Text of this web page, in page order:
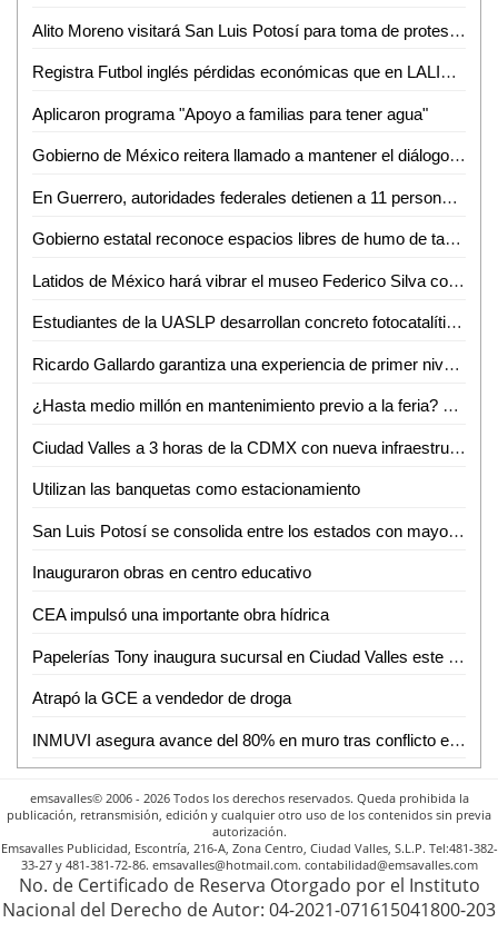
Alito Moreno visitará San Luis Potosí para toma de protesta de estructuras del PRI
Registra Futbol inglés pérdidas económicas que en LALIGA aseguró Javier Tebas
Aplicaron programa "Apoyo a familias para tener agua"
Gobierno de México reitera llamado a mantener el diálogo con CNTE
En Guerrero, autoridades federales detienen a 11 personas vinculadas con extorsión a prestadores de servicios turísticos
Gobierno estatal reconoce espacios libres de humo de tabaco y emisiones
Latidos de México hará vibrar el museo Federico Silva con Hunac-Ceel
Estudiantes de la UASLP desarrollan concreto fotocatalítico para reducir la contaminación del aire y mejorar la calidad del agua
Ricardo Gallardo garantiza una experiencia de primer nivel en la Fenapo 2026
¿Hasta medio millón en mantenimiento previo a la feria? FENAPO 2026 alista manita de gato
Ciudad Valles a 3 horas de la CDMX con nueva infraestructura carretera: David Medina
Utilizan las banquetas como estacionamiento
San Luis Potosí se consolida entre los estados con mayor crecimiento salarial en el país
Inauguraron obras en centro educativo
CEA impulsó una importante obra hídrica
Papelerías Tony inaugura sucursal en Ciudad Valles este 5 de junio
Atrapó la GCE a vendedor de droga
INMUVI asegura avance del 80% en muro tras conflicto en El Carmen 3 de Ciudad Valles
emsavalles© 2006 - 2026 Todos los derechos reservados. Queda prohibida la
publicación, retransmisión, edición y cualquier otro uso de los contenidos sin previa
autorización.
Emsavalles Publicidad, Escontría, 216-A, Zona Centro, Ciudad Valles, S.L.P. Tel:481-382-
33-27 y 481-381-72-86. emsavalles@hotmail.com. contabilidad@emsavalles.com
No. de Certificado de Reserva Otorgado por el Instituto
Nacional del Derecho de Autor: 04-2021-071615041800-203